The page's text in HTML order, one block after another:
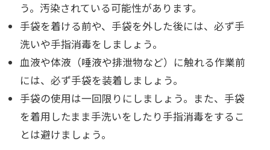
う。汚染されている可能性があります。
手袋を着ける前や、手袋を外した後には、必ず手
洗いや手指消毒をしましょう。
血液や体液（唾液や排泄物など）に触れる作業前
には、必ず手袋を装着しましょう。
手袋の使用は一回限りにしましょう。また、手袋
を着用したまま手洗いをしたり手指消毒をするこ
とは避けましょう。